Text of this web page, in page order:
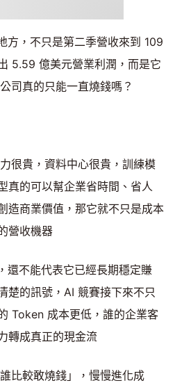
方，不只是第二季營收來到 109
5.59 億美元營業利潤，而是它
司真的只能一直燒錢嗎？
很貴，資料中心很貴，訓練模
真的可以幫企業省時間、省人
造商業價值，那它就不只是成本
營收機器
還不能代表它已經長期穩定賺
楚的訊號，AI 競賽接下來不只
Token 成本更低，誰的企業客
轉成真正的現金流
比較敢燒錢」，慢慢進化成